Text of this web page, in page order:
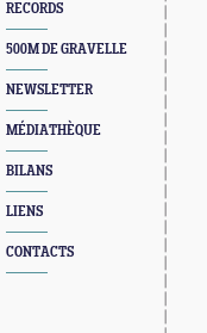
RECORDS
500M DE GRAVELLE
NEWSLETTER
MÉDIATHÈQUE
BILANS
LIENS
CONTACTS